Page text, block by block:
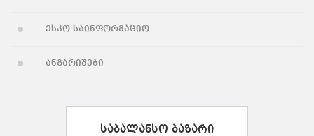
ესკო საინფორმაციო
ანგარიშები
საბალანსო ბაზარი